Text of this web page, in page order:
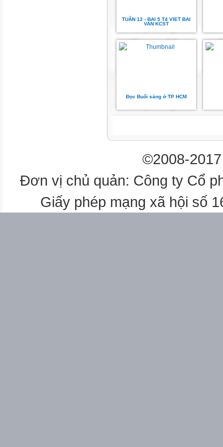
Tiếng Việt
Bài 8 – Tiết 1
Âm thanh trong tự
nhiên đầy sức sống,
THÀNH TIẾNG
Mắt
TUẦN 12 - BAI 5 T4 VIET BAI
VAN KCST
Đọc Buổi sáng ở TP HCM
©2008-
Đơn vị chủ quản: Công ty Cổ
Giấy phép mạng xã hội số